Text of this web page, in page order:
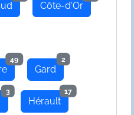
Côte-d'Or
49
Gard
2
3
Hérault
17